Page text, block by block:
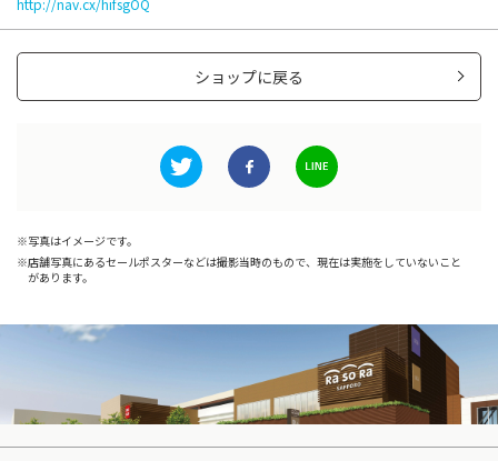
http://nav.cx/hifsgOQ
ショップに戻る
写真はイメージです。
店舗写真にあるセールポスターなどは撮影当時のもので、現在は実施をしていないこと
があります。